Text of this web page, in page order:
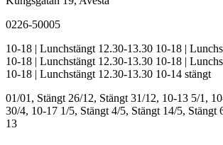
0226-50005
10-18 | Lunchstängt 12.30-13.30 10-18 |
10-18 | Lunchstängt 12.30-13.30 10-18 |
10-18 | Lunchstängt 12.30-13.30 10-14 stängt
01/01, Stängt 26/12, Stängt 31/12, 10-13 5/1,
30/4, 10-17 1/5, Stängt 4/5, Stängt 14/5, Stängt
13